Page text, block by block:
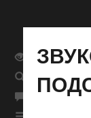
Обычная
Поиск
Язык сайта